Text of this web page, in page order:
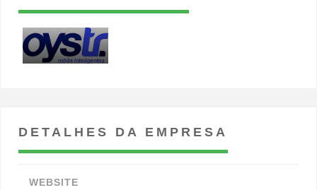
DETALHES DA EMPRESA
WEBSITE